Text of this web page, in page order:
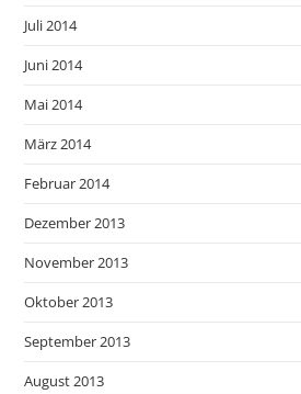
Juli 2014
Juni 2014
Mai 2014
März 2014
Februar 2014
Dezember 2013
November 2013
Oktober 2013
September 2013
August 2013